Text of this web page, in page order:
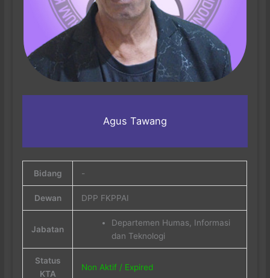
Agus Tawang
Bidang -
Dewan DPP FKPPAI
Jabatan
Departemen Humas, Informasi
dan Teknologi
Status
KTA
Non Aktif / Expired